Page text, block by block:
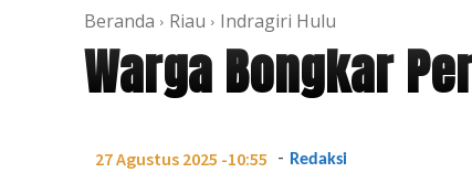
Beranda Riau Indragiri Hulu
Warga Bongkar
27 Agustus 2025 -10:55 - Redaksi